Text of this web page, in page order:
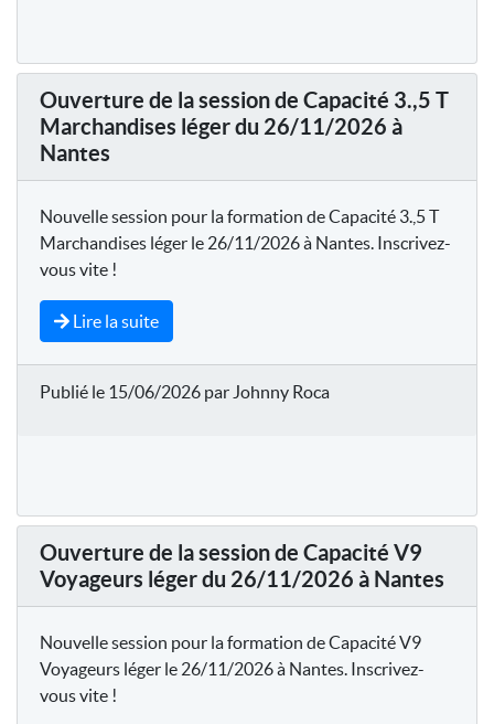
Ouverture de la session de Capacité 3.,5 T
Marchandises léger du 26/11/2026 à
Nantes
Nouvelle session pour la formation de Capacité 3.,5 T
Marchandises léger le 26/11/2026 à Nantes. Inscrivez-
vous vite !
Lire la suite
Publié le 15/06/2026 par Johnny Roca
Ouverture de la session de Capacité V9
Voyageurs léger du 26/11/2026 à Nantes
Nouvelle session pour la formation de Capacité V9
Voyageurs léger le 26/11/2026 à Nantes. Inscrivez-
vous vite !